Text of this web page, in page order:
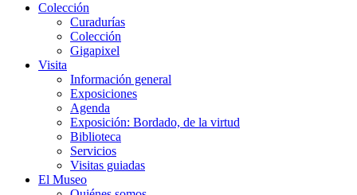
Colección
Curadurías
Colección
Gigapixel
Visita
Información general
Exposiciones
Agenda
Exposición: Bordado, de la virtud
Biblioteca
Servicios
Visitas guiadas
El Museo